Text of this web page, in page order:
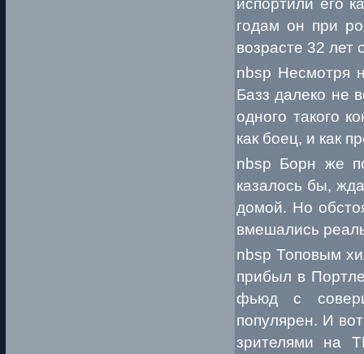
годам он при
возрасте 32 лет
nbsp Несмотря
Базз далеко не
одного такого
как боец, и как
nbsp Борн же
казалось бы,
домой. Но
вмешались
nbsp Топовым
прибыл в
фьюд с
популярен. И
зрителями на